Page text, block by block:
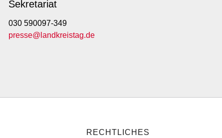
Sekretariat
030 590097-349
presse@landkreistag.de
RECHTLICHES